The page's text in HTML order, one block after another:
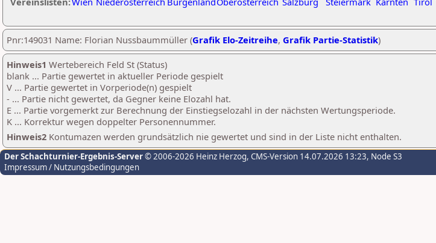
Pnr:149031 Name: Florian Nussbaummüller (Grafik Elo-Zeitreihe, Grafik Partie-Statistik)
Hinweis1 Wertebereich Feld St (Status)
blank ... Partie gewertet in aktueller Periode gespielt
V ... Partie gewertet in Vorperiode(n) gespielt
- ... Partie nicht gewertet, da Gegner keine Elozahl hat.
E ... Partie vorgemerkt zur Berechnung der Einstiegselozahl in der nächsten Wertungsperiode.
K ... Korrektur wegen doppelter Personennummer.
Hinweis2 Kontumazen werden grundsätzlich nie gewertet und sind in der Liste nicht enthalten.
Der Schachturnier-Ergebnis-Server© 2006-2026 Heinz Herzog, CMS-Version 14.07.2026 13:23, Node S3
Impressum / Nutzungsbedingungen